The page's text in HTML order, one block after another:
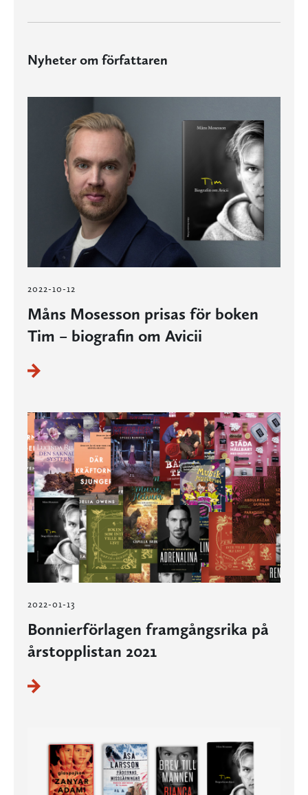
Nyheter om författaren
2022-10-12
Måns Mosesson prisas för boken
Tim – biografin om Avicii
2022-01-13
Bonnierförlagen framgångsrika på
årstopplistan 2021